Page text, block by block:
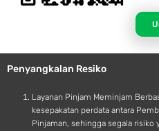
p
l
e
Penyangkalan Resiko
Layanan Pinjam Meminjam
kesepakatan perdata antara
Pinjaman, sehingga segala